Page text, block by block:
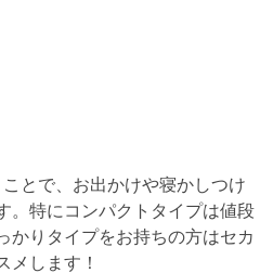
とで、お出かけや寝かしつけ
。特にコンパクトタイプは値段
かりタイプをお持ちの方はセカ
メします！